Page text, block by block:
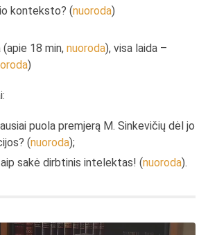
konteksto? (nuoroda)
(apie 18 min,nuoroda), visa laida –
)
puola premjerą M. Sinkevičių dėl jo
(nuoroda);
sakė dirbtinis intelektas! (nuoroda).